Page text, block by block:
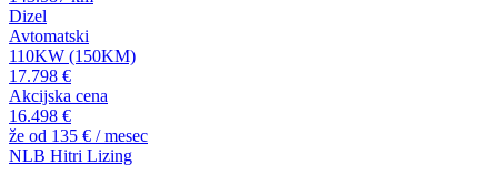
Dizel
Avtomatski
110KW (150KM)
17.798 €
Akcijska cena
16.498 €
že od 135 € / mesec
NLB Hitri Lizing